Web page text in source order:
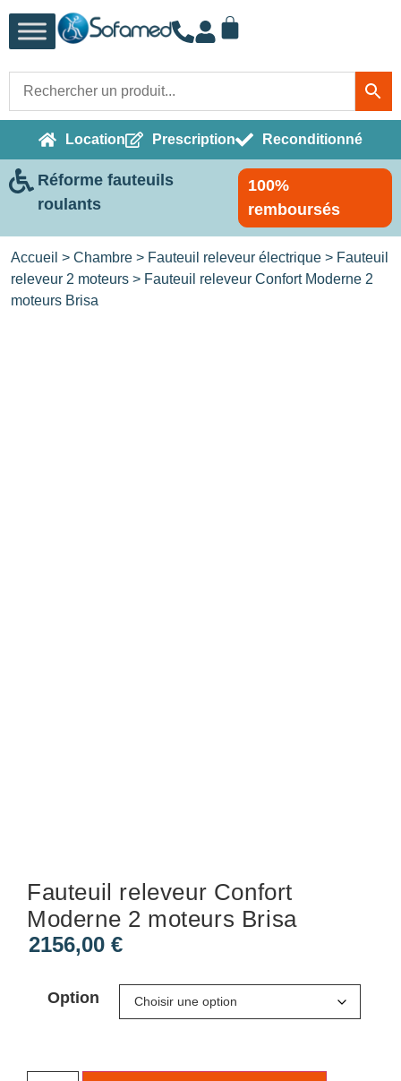
Location Prescription Reconditionné
Réforme fauteuils
roulants
100%
remboursés
Accueil > Chambre > Fauteuil releveur électrique > Fauteuil
releveur 2 moteurs > Fauteuil releveur Confort Moderne 2
moteurs Brisa
Fauteuil releveur Confort
Moderne 2 moteurs Brisa
2156,00 €
Option